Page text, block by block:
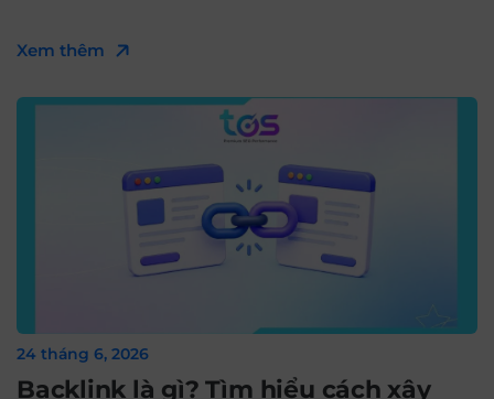
Xem thêm
24 tháng 6, 2026
Backlink là gì? Tìm hiểu cách xây